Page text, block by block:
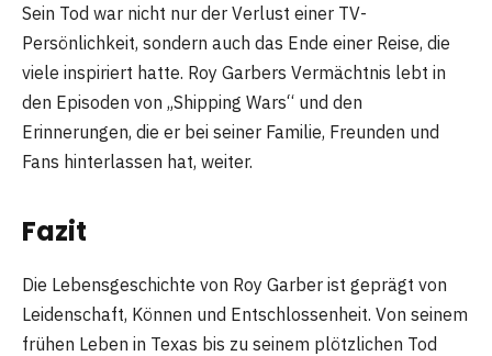
Sein Tod war nicht nur der Verlust einer TV-
Persönlichkeit, sondern auch das Ende einer Reise, die
viele inspiriert hatte. Roy Garbers Vermächtnis lebt in
den Episoden von „Shipping Wars“ und den
Erinnerungen, die er bei seiner Familie, Freunden und
Fans hinterlassen hat, weiter.
Fazit
Die Lebensgeschichte von Roy Garber ist geprägt von
Leidenschaft, Können und Entschlossenheit. Von seinem
frühen Leben in Texas bis zu seinem plötzlichen Tod